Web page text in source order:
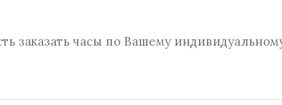
заказать часы по Вашему